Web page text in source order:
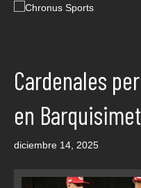
Cardenales
en
diciembre 14, 2025